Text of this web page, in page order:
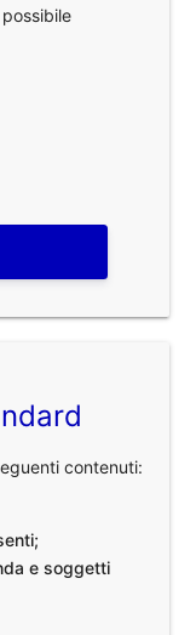
contenuti:
e soggetti